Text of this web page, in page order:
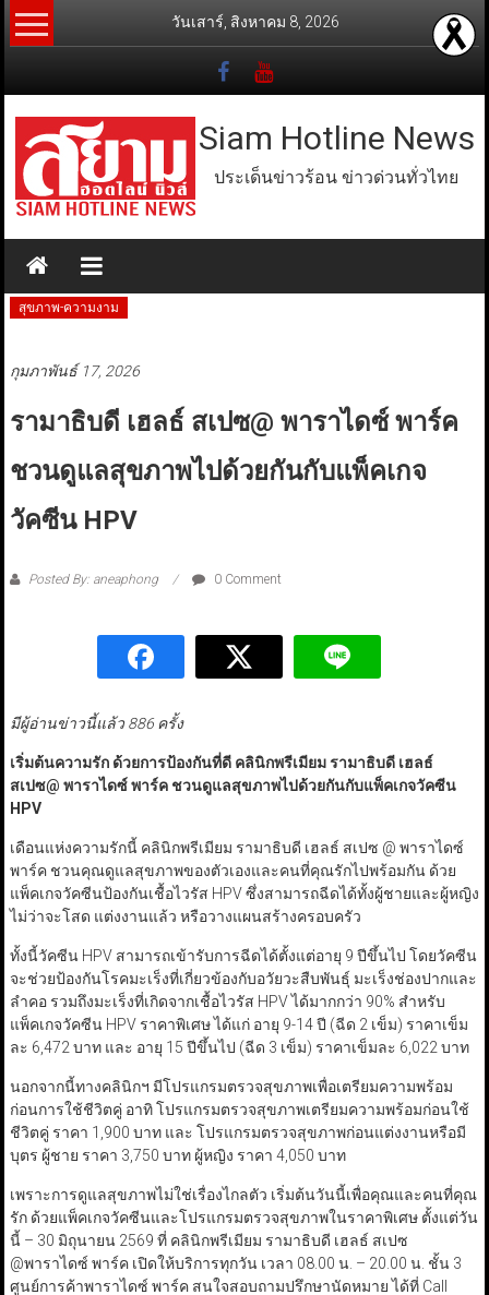
Skip
to
วันเสาร์, สิงหาคม 8, 2026
Siam Hotline News
ประเด็นข่าวร้อน ข่าวด่วนทั่วไทย
สุขภาพ-ความงาม
กุมภาพันธ์ 17, 2026
รามาธิบดี เฮลธ์ สเปซ@ พาราไดซ์ พาร์ค
ชวนดูแลสุขภาพไปด้วยกันกับแพ็คเกจ
วัคซีน HPV
Posted By: aneaphong 0 Comment
มีผู้อ่านข่าวนี้แล้ว 886 ครั้ง
เริ่มต้นความรัก ด้วยการป้องกันที่ดี คลินิกพรีเมียม รามาธิบดี เฮลธ์
สเปซ@ พาราไดซ์ พาร์ค ชวนดูแลสุขภาพไปด้วยกันกับแพ็คเกจวัคซีน
HPV
เดือนแห่งความรักนี้ คลินิกพรีเมียม รามาธิบดี เฮลธ์ สเปซ @ พาราไดซ์
พาร์ค ชวนคุณดูแลสุขภาพของตัวเองและคนที่คุณรักไปพร้อมกัน ด้วย
แพ็คเกจวัคซีนป้องกันเชื้อไวรัส HPV ซึ่งสามารถฉีดได้ทั้งผู้ชายและผู้หญิง
ไม่ว่าจะโสด แต่งงานแล้ว หรือวางแผนสร้างครอบครัว
ทั้งนี้วัคซีน HPV สามารถเข้ารับการฉีดได้ตั้งแต่อายุ 9 ปีขึ้นไป โดยวัคซีน
จะช่วยป้องกันโรคมะเร็งที่เกี่ยวข้องกับอวัยวะสืบพันธุ์ มะเร็งช่องปากและ
ลำคอ รวมถึงมะเร็งที่เกิดจากเชื้อไวรัส HPV ได้มากกว่า 90% สำหรับ
แพ็คเกจวัคซีน HPV ราคาพิเศษ ได้แก่ อายุ 9-14 ปี (ฉีด 2 เข็ม) ราคาเข็ม
ละ 6,472 บาท และ อายุ 15 ปีขึ้นไป (ฉีด 3 เข็ม) ราคาเข็มละ 6,022 บาท
นอกจากนี้ทางคลินิกฯ มีโปรแกรมตรวจสุขภาพเพื่อเตรียมความพร้อม
ก่อนการใช้ชีวิตคู่ อาทิ โปรแกรมตรวจสุขภาพเตรียมความพร้อมก่อนใช้
ชีวิตคู่ ราคา 1,900 บาท และ โปรแกรมตรวจสุขภาพก่อนแต่งงานหรือมี
บุตร ผู้ชาย ราคา 3,750 บาท ผู้หญิง ราคา 4,050 บาท
เพราะการดูแลสุขภาพไม่ใช่เรื่องไกลตัว เริ่มต้นวันนี้เพื่อคุณและคนที่คุณ
รัก ด้วยแพ็คเกจวัคซีนและโปรแกรมตรวจสุขภาพในราคาพิเศษ ตั้งแต่วัน
นี้ – 30 มิถุนายน 2569 ที่ คลินิกพรีเมียม รามาธิบดี เฮลธ์ สเปซ
@พาราไดซ์ พาร์ค เปิดให้บริการทุกวัน เวลา 08.00 น. – 20.00 น. ชั้น 3
ศูนย์การค้าพาราไดซ์ พาร์ค สนใจสอบถามปรึกษานัดหมาย ได้ที่ Call